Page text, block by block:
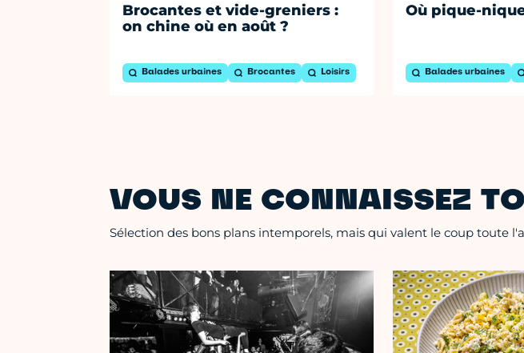
Brocantes et vide-greniers :
on chine où en août ?
Balades urbaines Brocantes Loisirs
Où pique-
Balades urbaines
VOUS NE CONNAISSEZ
Sélection des bons plans intemporels, mais qui valent le coup toute